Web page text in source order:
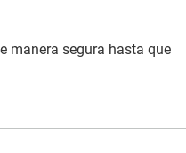
manera segura hasta que